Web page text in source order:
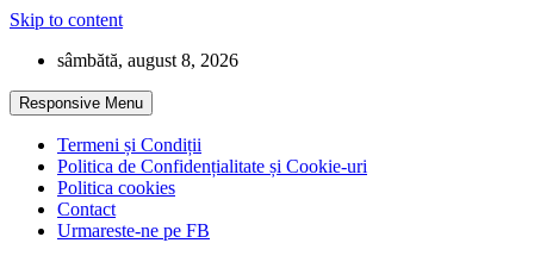
Skip to content
sâmbătă, august 8, 2026
Responsive Menu
Termeni și Condiții
Politica de Confidențialitate și Cookie-uri
Politica cookies
Contact
Urmareste-ne pe FB